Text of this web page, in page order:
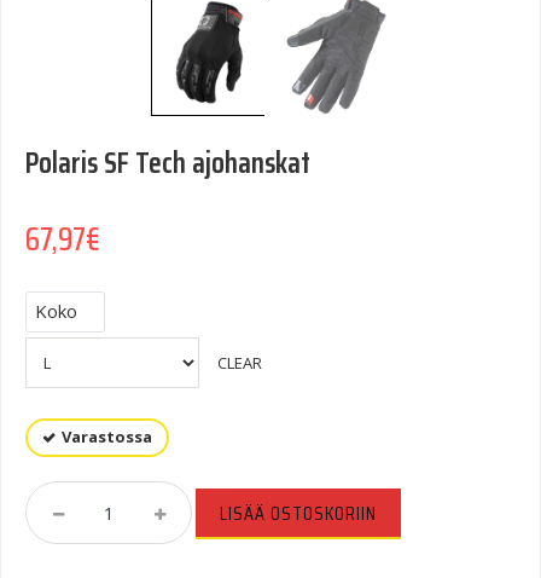
Polaris SF Tech ajohanskat
67,97€
Koko
CLEAR
Varastossa
Polaris
SF
LISÄÄ OSTOSKORIIN